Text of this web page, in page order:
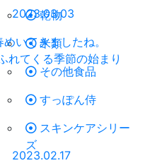
乾物
米類
その他食品
すっぽん侍
スキンケアシリー
ズ
2023.03.03
いてきましたね。
れてくる季節の始まり
2023.02.17